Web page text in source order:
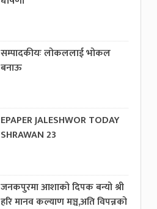
सम्पादकीयः लोकललाई भोकल
बनाऊ
EPAPER JALESHWOR TODAY
SHRAWAN 23
जनकपुरमा आशाको दिपक बन्यो श्री
हरि मानव कल्याण मञ्च,अति विपन्नको